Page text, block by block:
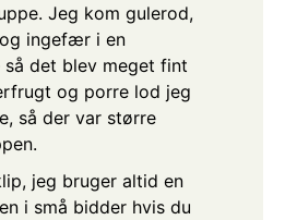
Jeg kom gulerod,
ingefær i en
så det blev meget fint
og porre lod jeg
så der var større
jeg bruger altid en
i små bidder hvis du